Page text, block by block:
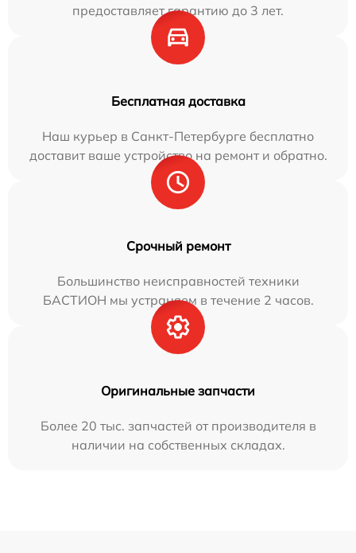
предоставляет гарантию до 3 лет.
Бесплатная доставка
Наш курьер в Санкт-Петербурге бесплатно
доставит ваше устройство на ремонт и обратно.
Срочный ремонт
Большинство неисправностей техники
БАСТИОН мы устраняем в течение 2 часов.
Оригинальные запчасти
Более 20 тыс. запчастей от производителя в
наличии на собственных складах.